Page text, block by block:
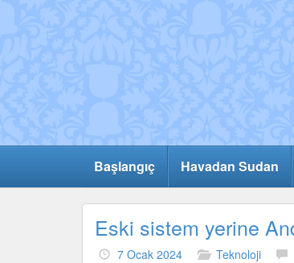
Başlangıç Havadan Sudan
Eski sistem yerine
7 Ocak 2024 Teknoloji